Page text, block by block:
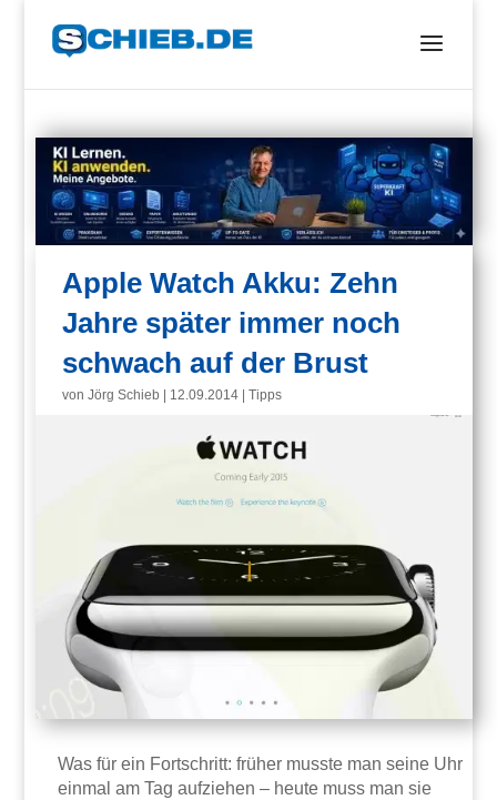
Apple Watch Akku: Zehn
Jahre später immer noch
schwach auf der Brust
vonJörg Schieb 12.09.2014 |Tipps
Was für ein Fortschritt: früher musste man seine Uhr
einmal am Tag aufziehen – heute muss man sie